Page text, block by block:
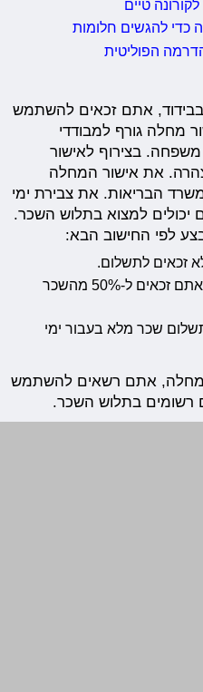
טיים
כדי להגשים חלומות
הפוליטית
אתם זכאים להשתמש
מחלה גורף למבודדי
משפחה. בצירוף לאישור
את אישור המחלה
הבריאות. את צבירת ימי
למצוא בתלוש השכר.
לפי החישוב הבא:
זכאים לתשלום.
בעבור היום השני והשלישי – אתם זכאים ל-50% מהשכר
שכר מלא בעבור ימי
מחלה, אתם רשאים להשתמש
רשומים בתלוש השכר.